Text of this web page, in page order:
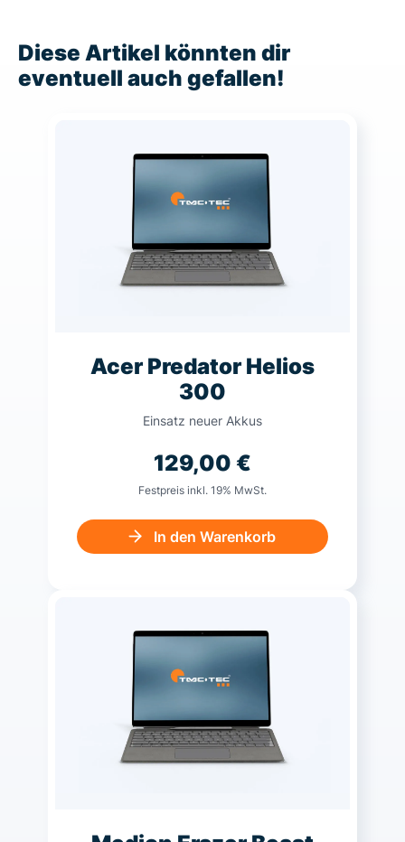
Diese Artikel könnten dir
eventuell auch gefallen!
Acer Predator Helios
300
Einsatz neuer Akkus
129,00 €
Festpreis inkl. 19% MwSt.
In den Warenkorb